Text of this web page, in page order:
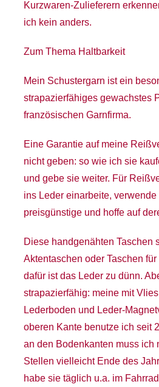
Kurzwaren-Zulieferern
ich kein anders.
Zum Thema Haltbarkeit
Mein Schustergarn ist ein
strapazierfähiges gewachstes
französischen Garnfirma.
Eine Garantie auf meine
nicht geben: so wie ich sie
und gebe sie weiter. Für
ins Leder einarbeite,
preisgünstige und hoffe auf
Diese handgenähten Taschen
Aktentaschen oder Taschen
dafür ist das Leder zu dünn.
strapazierfähig: meine mit
Lederboden und Leder-
oberen Kante benutze ich seit
an den Bodenkanten muss ich
Stellen vielleicht Ende des
habe sie täglich u.a. im